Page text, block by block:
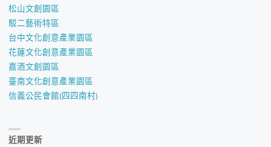
松山文創園區
駁二藝術特區
台中文化創意產業園區
花蓮文化創意產業園區
嘉酒文創園區
臺南文化創意產業園區
信義公民會館(四四南村)
近期更新